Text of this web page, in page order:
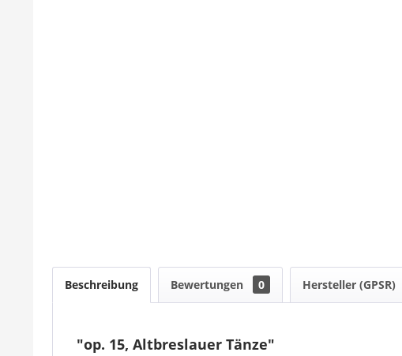
Beschreibung Bewertungen 0 Hersteller (GPSR)
"op. 15, Altbreslauer Tänze"